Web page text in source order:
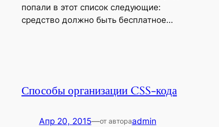
попали в этот список следующие:
средство должно быть бесплатное…
Способы организации CSS-кода
Апр 20, 2015—от автораadmin